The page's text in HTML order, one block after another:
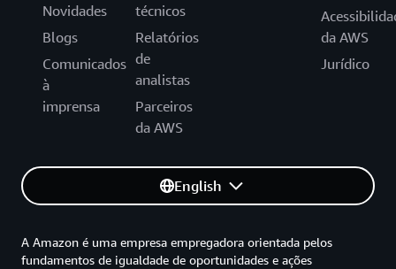
Novidades
Blogs
Comunicados
à
imprensa
técnicos
Relatórios
de
analistas
Parceiros
da AWS
da AWS
Jurídico
English
A Amazon é uma empresa empregadora orientada pelos
fundamentos de igualdade de oportunidades e ações